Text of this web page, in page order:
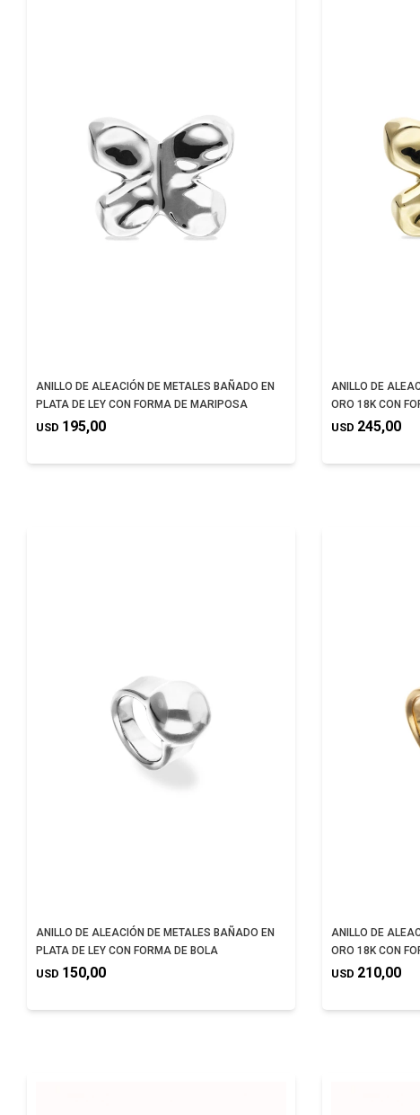
ANILLO DE ALEACIÓN DE METALES BAÑADO EN
PLATA DE LEY CON FORMA DE MARIPOSA
USD 195,00
ANILLO DE
ORO 18K CON
USD 245,00
ANILLO DE ALEACIÓN DE METALES BAÑADO EN
PLATA DE LEY CON FORMA DE BOLA
USD 150,00
ANILLO DE
ORO 18K CON
USD 210,00